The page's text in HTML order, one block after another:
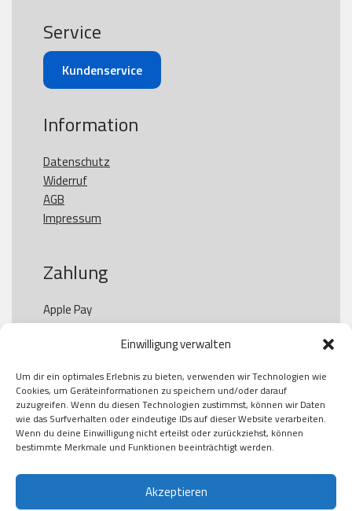
Einwilligung verwalten
Um dir ein optimales Erlebnis zu bieten, verwenden wir Technologien wie
Cookies, um Geräteinformationen zu speichern und/oder darauf
zuzugreifen. Wenn du diesen Technologien zustimmst, können wir Daten
wie das Surfverhalten oder eindeutige IDs auf dieser Website verarbeiten.
Wenn du deine Einwilligung nicht erteilst oder zurückziehst, können
bestimmte Merkmale und Funktionen beeinträchtigt werden.
Akzeptieren
Service
Kundenservice
Information
Datenschutz
Widerruf
AGB
Impressum
Zahlung
Apple Pay
Paypal
Kauf auf Rechung
Klarna
American Express